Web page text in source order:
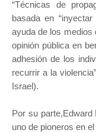
“Técnicas de
basada en
ayuda de los medios
opinión pública en
adhesión de los
recurrir a la
Israel).
Por su
uno de pioneros en